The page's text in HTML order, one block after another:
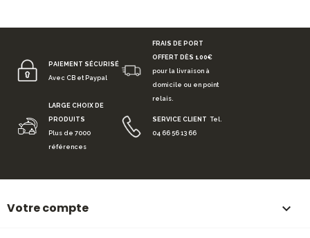
PAIEMENT SÉCURISÉ
Avec CB et Paypal
FRAIS DE PORT
OFFERT DÈS 100€
pour la livraison à
domicile ou en point
relais.
LARGE CHOIX DE
PRODUITS
Plus de 7000
références
SERVICE CLIENT Tel.
04 66 56 13 66
Votre compte 